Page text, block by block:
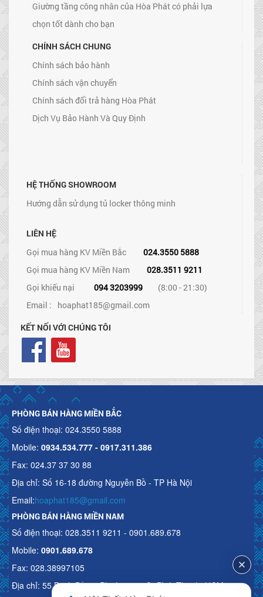
Giường tầng công nhân của Hòa Phát có phải lựa
chọn tốt dành cho bạn
CHÍNH SÁCH CHUNG
Chính sách bảo hành
Chính sách vận chuyển
Chính sách đổi trả hàng Hòa Phát
Dịch Vụ Bảo Hành Và Quy Định
HỆ THỐNG SHOWROOM
Hướng dẫn sử dụng tủ locker thông minh
LIÊN HỆ
Gọi mua hàng KV Miền Bắc
024.3550 5888
Gọi mua hàng KV Miền Nam
028.3511 9211
Gọi khiếu nại
094 3203999
(8:00 - 21:30)
Email : hoaphat185@gmail.com
KẾT NỐI VỚI CHÚNG TÔI
PHÒNG BÁN HÀNG MIỀN BẮC
Số điện thoại: 024.3550 5888
Mobile: 0934.534.777 - 0917.311.386
Fax: 024.37 37 30 88
Địa chỉ: Số 16-18 đường Nguyễn Bồ - TP Hà Nội
Email:hoaphat185@gmail.com
PHÒNG BÁN HÀNG MIỀN NAM
Số điện thoại: 028.3511 9211 - 0901.689.678
Mobile: 0901.689.678
Fax: 028.38997105
Địa chỉ: 55 Bạch Đằng, Phường 15, Q. Bình Thạnh, HCM